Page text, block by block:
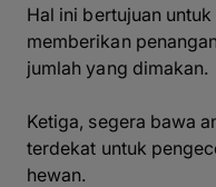
Hal ini bertujuan
memberikan
jumlah yang dimakan.
Ketiga, segera bawa
terdekat untuk
hewan.